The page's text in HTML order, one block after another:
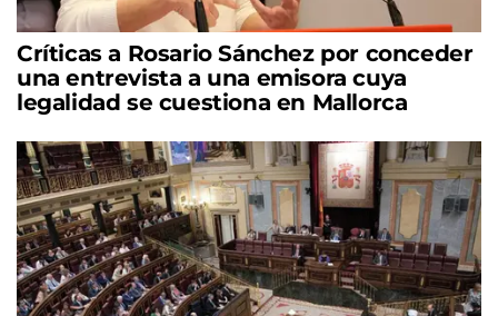
Críticas a Rosario Sánchez por conceder
una entrevista a una emisora cuya
legalidad se cuestiona en Mallorca